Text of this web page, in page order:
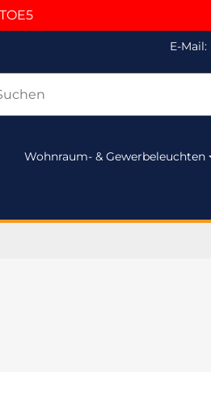
E-
Wohnraum- & Gewerbeleuchten